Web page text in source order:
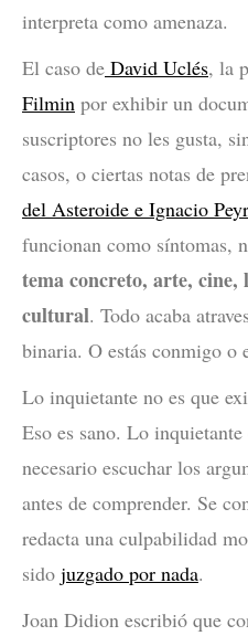
interpreta como amenaza.
El caso de David Uclés, la
Filmin por exhibir un
suscriptores no les gusta,
casos, o ciertas notas de
del Asteroide e Ignacio
funcionan como síntomas,
tema concreto, arte,
cultural. Todo acaba
binaria. O estás conmigo o
Lo inquietante no es que
Eso es sano. Lo
necesario escuchar los
antes de comprender. Se
redacta una culpabilidad
sido juzgado por nada.
Joan Didion escribió que